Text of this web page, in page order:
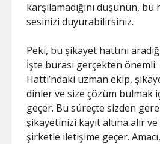
karşılamadığını düşünün,
sesinizi duyurabilirsiniz.
Peki, bu şikayet hattını
İşte burası gerçekten önemli.
Hattı’ndaki uzman ekip,
dinler ve size çözüm bulmak
geçer. Bu süreçte sizden
şikayetinizi kayıt altına alır
şirketle iletişime geçer.